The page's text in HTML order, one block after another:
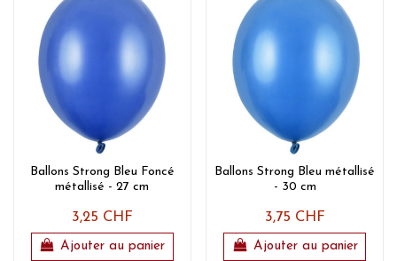
Ballons Strong Bleu Foncé
métallisé - 27 cm
3,25 CHF
Ajouter au panier
Ballons Strong Bleu métallisé
- 30 cm
3,75 CHF
Ajouter au panier